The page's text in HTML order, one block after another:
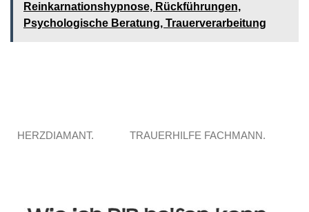
Reinkarnationshypnose, Rückführungen,
Psychologische Beratung, Trauerverarbeitung
HERZDIAMANT. TRAUERHILFE FACHMANN.